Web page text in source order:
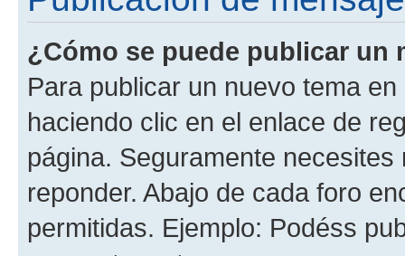
¿Cómo se puede publicar un
Para publicar un nuevo tema
haciendo clic en el enlace de
página. Seguramente
reponder. Abajo de cada foro
permitidas. Ejemplo: Podéss